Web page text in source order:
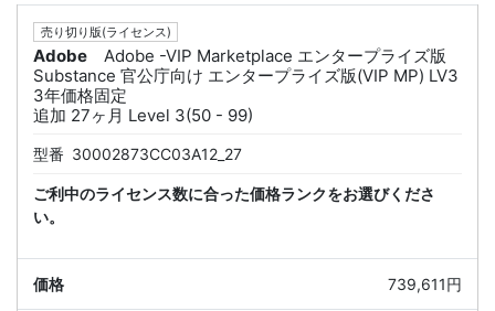
売り切り版(ライセンス)
Adobe
Adobe -VIP Marketplace エンタープライズ版
Substance 官公庁向け エンタープライズ版(VIP MP) LV3
3年価格固定
追加 27ヶ月 Level 3(50 - 99)
型番 30002873CC03A12_27
ご利中のライセンス数に合った価格ランクをお選びくださ
い。
739,611円